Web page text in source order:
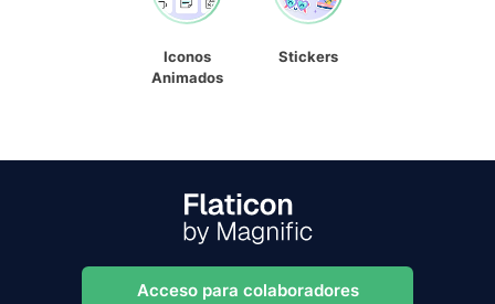
Iconos
Animados
Stickers
Acceso para colaboradores